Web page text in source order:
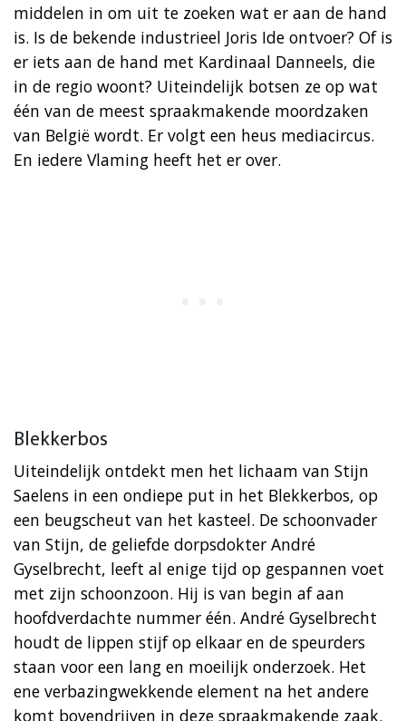
middelen in om uit te zoeken wat er aan de hand
is. Is de bekende industrieel Joris Ide ontvoer? Of is
er iets aan de hand met Kardinaal Danneels, die
in de regio woont? Uiteindelijk botsen ze op wat
één van de meest spraakmakende moordzaken
van België wordt. Er volgt een heus mediacircus.
En iedere Vlaming heeft het er over.
Blekkerbos
Uiteindelijk ontdekt men het lichaam van Stijn
Saelens in een ondiepe put in het Blekkerbos, op
een beugscheut van het kasteel. De schoonvader
van Stijn, de geliefde dorpsdokter André
Gyselbrecht, leeft al enige tijd op gespannen voet
met zijn schoonzoon. Hij is van begin af aan
hoofdverdachte nummer één. André Gyselbrecht
houdt de lippen stijf op elkaar en de speurders
staan voor een lang en moeilijk onderzoek. Het
ene verbazingwekkende element na het andere
komt bovendrijven in deze spraakmakende zaak.